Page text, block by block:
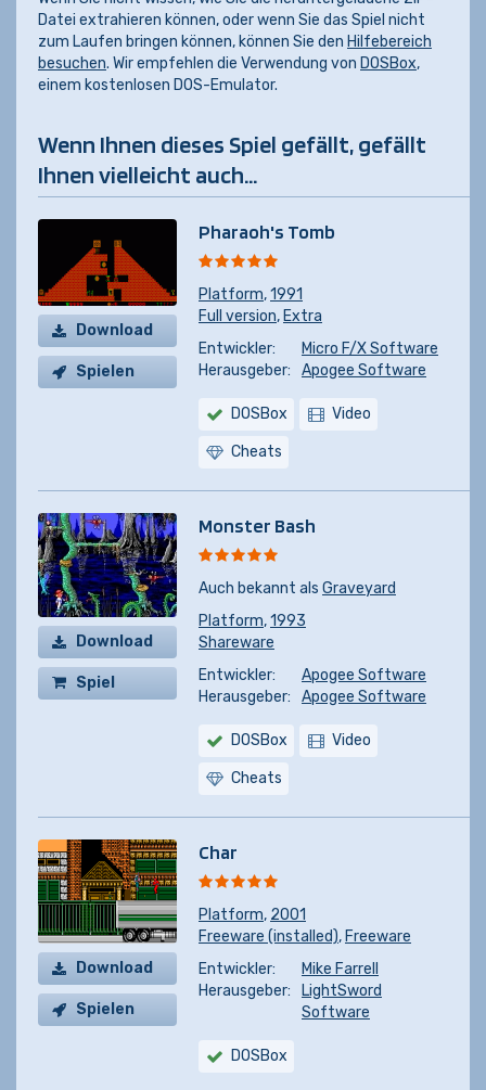
Datei extrahieren können, oder wenn Sie das Spiel nicht
zum Laufen bringen können, können Sie den Hilfebereich
besuchen. Wir empfehlen die Verwendung von DOSBox,
einem kostenlosen DOS-Emulator.
Wenn Ihnen dieses Spiel gefällt, gefällt
Ihnen vielleicht auch...
Download
Spielen
Pharaoh's Tomb
Platform,1991
Full version, Extra
Entwickler:
Micro F/X Software
Herausgeber:
Apogee Software
DOSBox Video
Cheats
Download
Spiel
Monster Bash
Auch bekannt als Graveyard
Platform,1993
Shareware
Entwickler:
Apogee Software
Herausgeber:
Apogee Software
DOSBox Video
Cheats
Download
Spielen
Char
Platform, 2001
Freeware (installed), Freeware
Entwickler:
Mike Farrell
Herausgeber:
LightSword
Software
DOSBox